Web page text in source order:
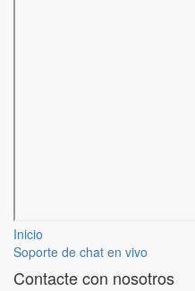
Inicio
Soporte de chat en vivo
Contacte con nosotros